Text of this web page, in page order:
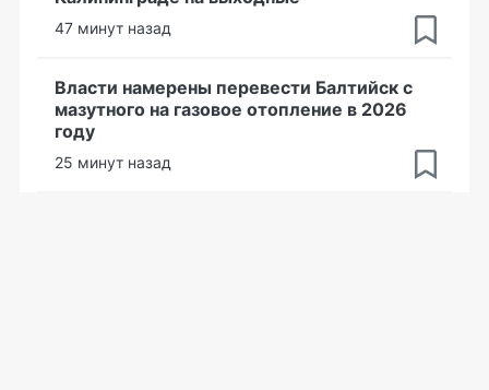
47 минут назад
Власти намерены перевести Балтийск с
мазутного на газовое отопление в 2026
году
25 минут назад